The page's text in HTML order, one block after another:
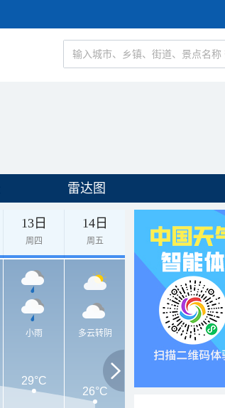
雷达图
13日
周四
14日
周五
小雨 多云转阴
29°C
26°C